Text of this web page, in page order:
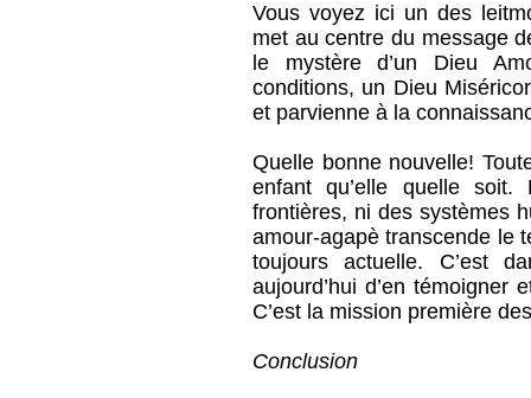
Vous voyez ici un des
met au centre du message
le mystère d’un Dieu
conditions, un Dieu
et parvienne à la
Quelle bonne nouvelle!
enfant qu’elle quelle soit.
frontières, ni des systèmes
amour-agapè transcende le
toujours actuelle. C’est
aujourd’hui d’en
C’est la mission première
Conclusion